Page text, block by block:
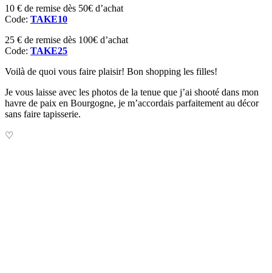
10 € de remise dès 50€ d’achat
Code: TAKE10
25 € de remise dès 100€ d’achat
Code: TAKE25
Voilà de quoi vous faire plaisir! Bon shopping les filles!
Je vous laisse avec les photos de la tenue que j’ai shooté dans mon
havre de paix en Bourgogne, je m’accordais parfaitement au décor
sans faire tapisserie.
♡